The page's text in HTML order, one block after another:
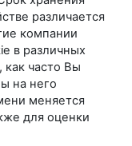
различается
компании
в различных
как часто Вы
на него
меняется
для оценки